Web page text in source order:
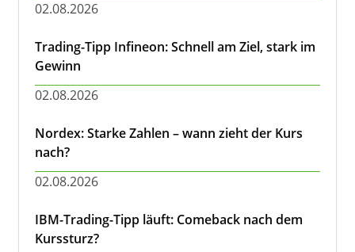
02.08.2026
Trading-Tipp Infineon: Schnell am Ziel, stark im
Gewinn
02.08.2026
Nordex: Starke Zahlen – wann zieht der Kurs
nach?
02.08.2026
IBM-Trading-Tipp läuft: Comeback nach dem
Kurssturz?